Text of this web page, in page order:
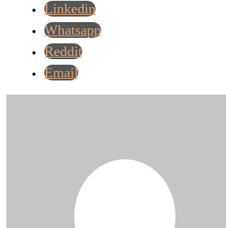
Linkedin
Whatsapp
Reddit
Email